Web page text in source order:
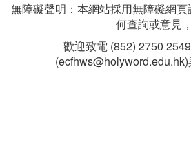
無障礙聲明：本網站採用無障礙網
何查詢或意見，
歡迎致電 (852) 2750
(ecfhws@holyword.edu.hk)